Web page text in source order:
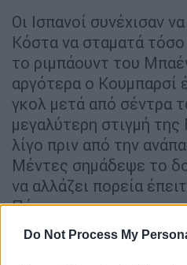
Do Not Process My
Οι Ισπανοί συνέχισαν
Κόστα να σταματά τόσο
το ριμπάουντ του
αργότερα ο Κουμπαρσί
γκολ μετά από σέντρα
μεγαλύτερη στιγμή
λίγο πριν από την
Μέντες σημάδεψε το
να αλλάζει πορεία
Πόρο.
Το δεύτερο ημίχρονο